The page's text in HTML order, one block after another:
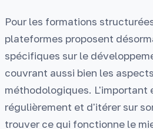
Pour les formations
plateformes proposent
spécifiques sur le
couvrant aussi bien les
méthodologiques. L'important
régulièrement et d'itérer sur
trouver ce qui fonctionne le